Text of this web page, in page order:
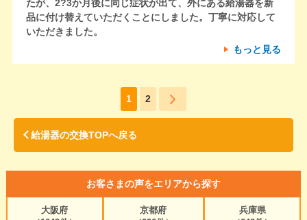
たが、2?3か月後に同じ症状が出て、外にある給湯器を新
品に付け替えていただくことにしました。丁寧に対応して
いただきました。
もっと見る
1 2
給湯器の交換TOPへ戻る
お客さまの声をエリアから探す
大阪府
京都府
兵庫県